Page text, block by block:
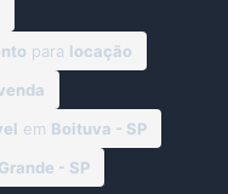
para locação
em Boituva - SP
- SP